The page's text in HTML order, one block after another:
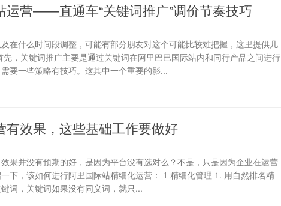
运营——直通车“关键词推广”调价节奏技巧
在什么时间段调整，可能有部分朋友对这个可能比较难把握，这里提供几
，关键词推广主要是通过关键词在阿里巴巴国际站内和同行产品之间进行
要一些策略有技巧。这其中一个重要的影...
有效果，这些基础工作要做好
果并没有预期的好，是因为平台没有选对么？不是，只是因为企业在运营
下，该如何进行阿里国际站精细化运营： 1 精细化管理 1. 用自然排名精
词，关键词如果没有同义词，就只...